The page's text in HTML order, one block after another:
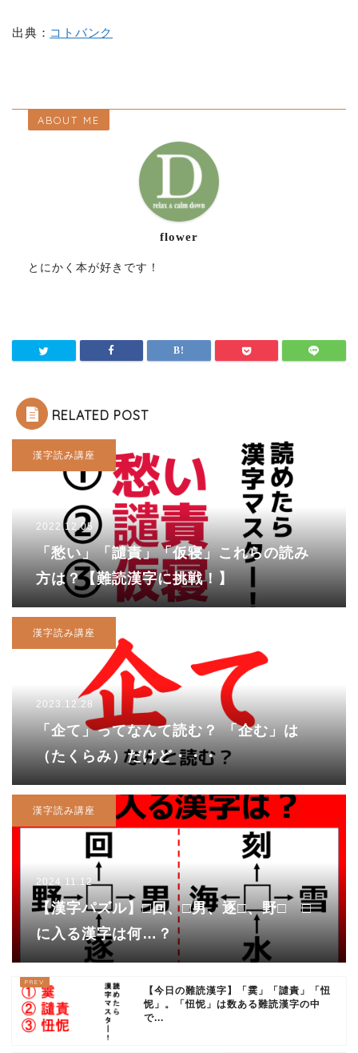
出典： コトバンク
ABOUT ME
flower
とにかく本が好きです！
RELATED POST
漢字読み講座
2022.12.05
「愁い」「譴責」「仮寝」これらの読み
方は？【難読漢字に挑戦！】
漢字読み講座
2023.12.28
「企て」ってなんて読む？ 「企む」は
（たくらみ）だけど・・・
漢字読み講座
2024.11.12
【漢字パズル】□回、□男、逐□、野□ □
に入る漢字は何…？
【今日の難読漢字】「霙」「譴責」「忸
怩」。「忸怩」は数ある難読漢字の中
で...